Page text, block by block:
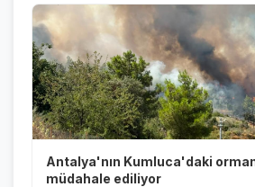
Antalya'nın Kumluca'daki orman
müdahale ediliyor